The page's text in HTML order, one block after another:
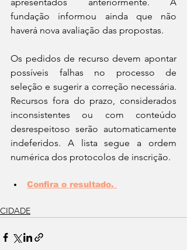
fundação informou ainda que não
haverá nova avaliação das propostas.
Os pedidos de recurso devem apontar
possíveis falhas no processo de
seleção e sugerir a correção necessária.
Recursos fora do prazo, considerados
inconsistentes ou com conteúdo
desrespeitoso serão automaticamente
indeferidos. A lista segue a ordem
numérica dos protocolos de inscrição.
Confira o resultado.
CIDADE